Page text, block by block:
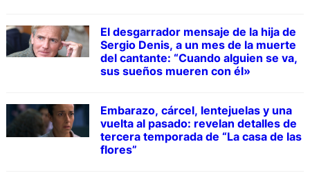
El desgarrador mensaje de la hija de
Sergio Denis, a un mes de la muerte
del cantante: “Cuando alguien se va,
sus sueños mueren con él»
Embarazo, cárcel, lentejuelas y una
vuelta al pasado: revelan detalles de
tercera temporada de “La casa de las
flores”